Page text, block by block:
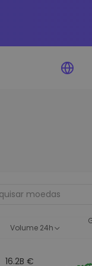
investimento
Ideias inteligentes para
desempenho ótimo
Volume 24h
16.2B €